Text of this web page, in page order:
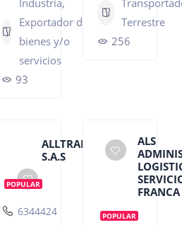
Exportador de
bienes y/o
servicios
93
Terrestre
256
ALLTRANS
S.A.S
POPULAR
6344424
ALS
FRANCA
POPULAR